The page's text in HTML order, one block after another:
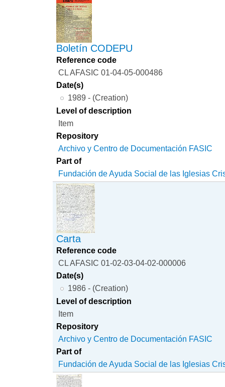
Boletín CODEPU
Reference code
CL AFASIC 01-04-05-000486
Date(s)
1989 - (Creation)
Level of description
Item
Repository
Archivo y Centro de Documentación FASIC
Part of
Fundación de Ayuda Social de las Iglesias
Carta
Reference code
CL AFASIC 01-02-03-04-02-000006
Date(s)
1986 - (Creation)
Level of description
Item
Repository
Archivo y Centro de Documentación FASIC
Part of
Fundación de Ayuda Social de las Iglesias